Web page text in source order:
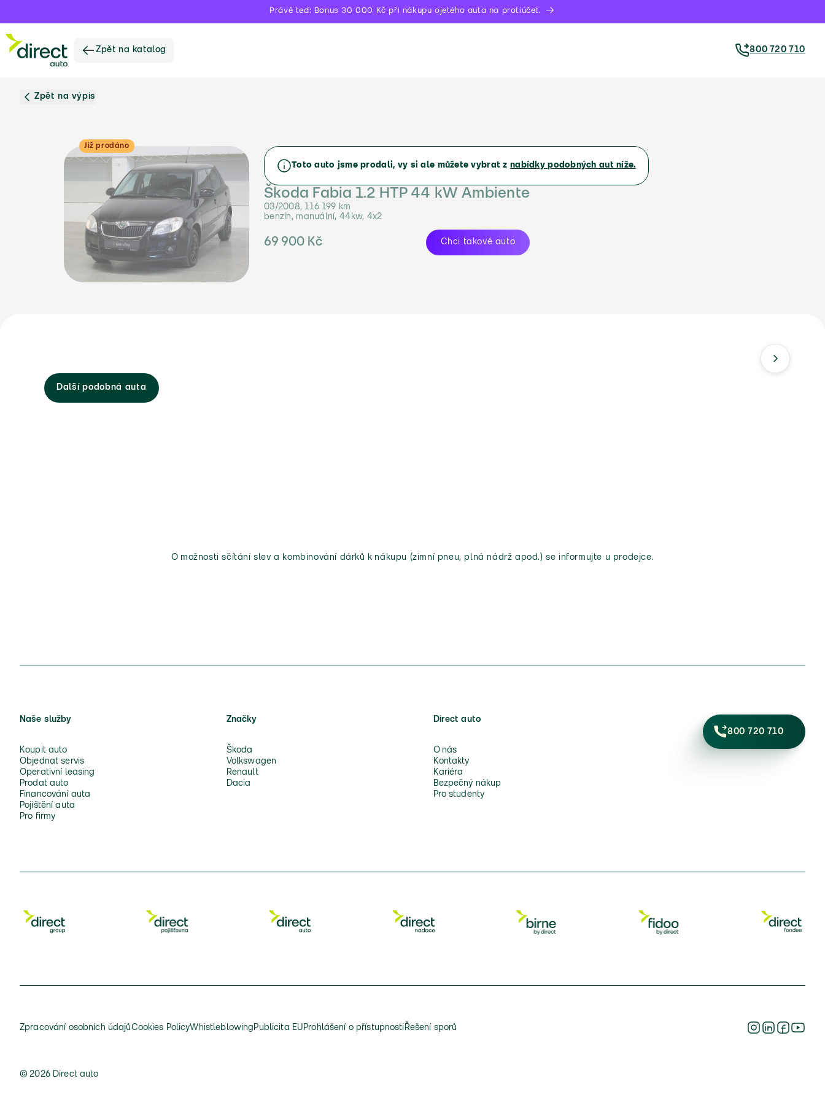
Právě teď: Bonus 30 000 Kč při nákupu ojetého auta na protiúčet.
Zpět na katalog 800 720 710
Zpět na výpis
Již prodáno
Toto auto jsme prodali, vy si ale můžete vybrat z nabídky podobných aut níže.
Škoda Fabia 1.2 HTP 44 kW Ambiente
03/2008, 116 199 km
benzín, manuální, 44kw, 4x2
69 900 Kč Chci takové auto
Další podobná auta
O možnosti sčítání slev a kombinování dárků k nákupu (zimní pneu, plná nádrž apod.) se informujte u prodejce.
Naše služby
Koupit auto
Objednat servis
Operativní leasing
Prodat auto
Financování auta
Pojištění auta
Pro firmy
Značky
Škoda
Volkswagen
Renault
Dacia
Direct auto
O nás
Kontakty
Kariéra
Bezpečný nákup
Pro studenty
800 720 710
Zpracování osobních údajůCookies PolicyWhistleblowing Publicita EU Prohlášení o přístupnosti Řešení sporů
© 2026 Direct auto